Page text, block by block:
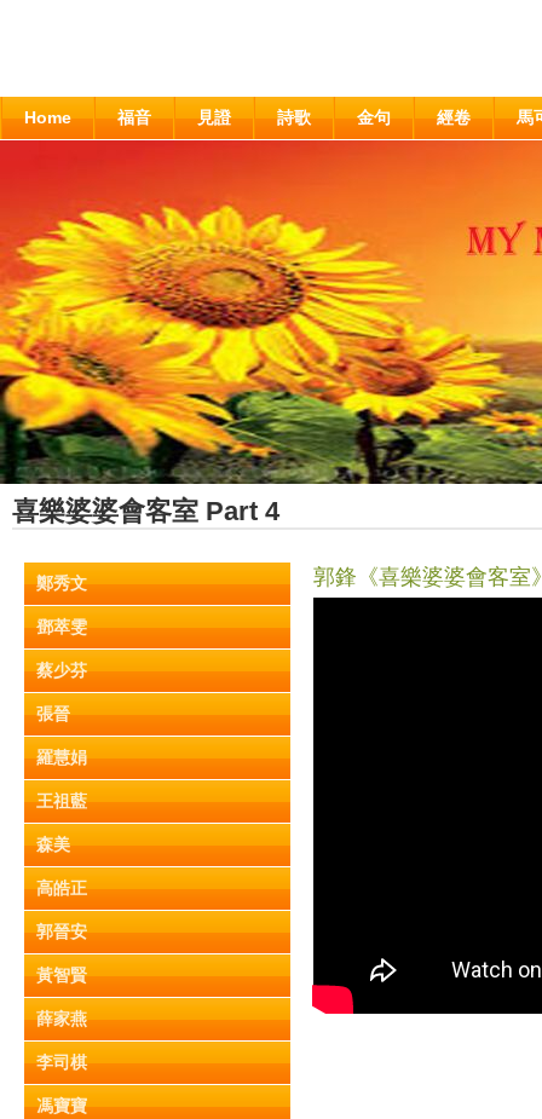
Home 福音 見證 詩歌 金句 經卷 馬
喜樂婆婆會客室 Part 4
鄭秀文
鄧萃雯
蔡少芬
張晉
羅慧娟
王祖藍
森美
高皓正
郭晉安
黃智賢
薛家燕
李司棋
馮寶寶
郭鋒《喜樂婆婆會客室